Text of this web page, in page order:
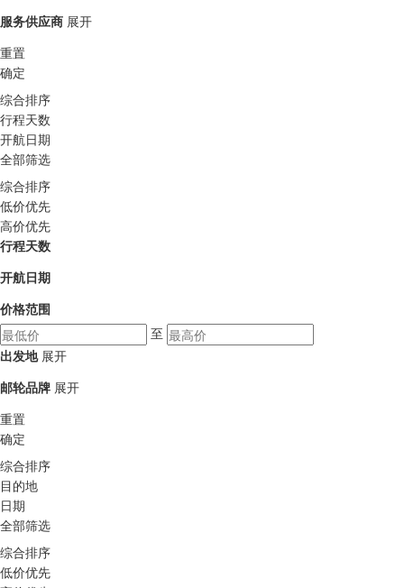
服务供应商 展开
重置
确定
综合排序
行程天数
开航日期
全部筛选
综合排序
低价优先
高价优先
行程天数
开航日期
价格范围
至
出发地 展开
邮轮品牌 展开
重置
确定
综合排序
目的地
日期
全部筛选
综合排序
低价优先